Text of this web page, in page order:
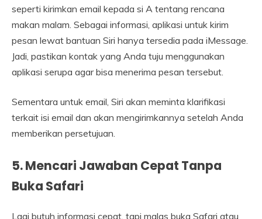
seperti kirimkan email kepada si A tentang rencana
makan malam. Sebagai informasi, aplikasi untuk kirim
pesan lewat bantuan Siri hanya tersedia pada iMessage.
Jadi, pastikan kontak yang Anda tuju menggunakan
aplikasi serupa agar bisa menerima pesan tersebut.
Sementara untuk email, Siri akan meminta klarifikasi
terkait isi email dan akan mengirimkannya setelah Anda
memberikan persetujuan.
5.Mencari Jawaban Cepat Tanpa
Buka Safari
Lagi butuh informasi cepat, tapi malas buka Safari atau